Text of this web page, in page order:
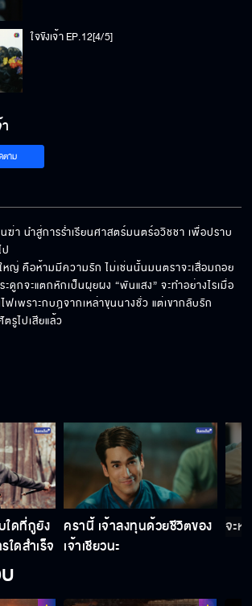
ใจขังเจ้า EP.12[4/5]
ตาม
า นำสู่การร่ำเรียนศาสตร์มนตร์อวิชชา เพื่อปราบ
ญ่ คือห้ามมีความรัก ไม่เช่นนั้นมนตราจะเสื่อมถอย
ะดูกจะแตกหักเป็นผุยผง “พันแสง” จะทำอย่างไรเมื่อ
ฟเพราะกบฎจากเหล่าขุนนางชั่ว แต่เขากลับรัก
ตรูไปเสียแล้ว
ใดที่กูยัง
ใดสำเร็จ
ครานี้ เจ้าลงทุนด้วยชีวิตของ
เจ้าเชียวนะ
จะห